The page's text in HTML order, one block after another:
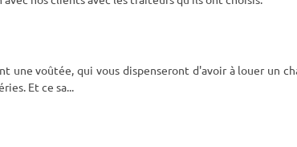
une voûtée, qui vous dispenseront d'avoir à louer un
Et ce sa...